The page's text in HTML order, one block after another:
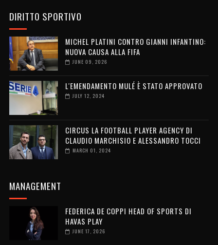
DIRITTO SPORTIVO
MICHEL PLATINI CONTRO GIANNI INFANTINO:
NUOVA CAUSA ALLA FIFA
JUNE 09, 2026
L'EMENDAMENTO MULÉ È STATO APPROVATO
JULY 12, 2024
CIRCUS LA FOOTBALL PLAYER AGENCY DI
CLAUDIO MARCHISIO E ALESSANDRO TOCCI
MARCH 01, 2024
MANAGEMENT
FEDERICA DE COPPI HEAD OF SPORTS DI
HAVAS PLAY
JUNE 17, 2026